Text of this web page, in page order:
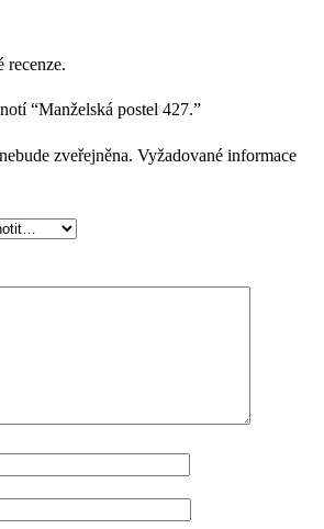
recenze.
“Manželská postel 427.”
zveřejněna. Vyžadované informace